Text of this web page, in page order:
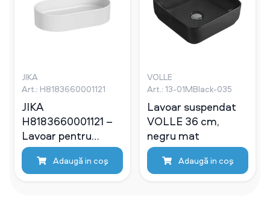
JIKA
Art.: H8183660001121
JIKA
H8183660001121 –
Lavoar pentru
montaj pe blat
ASTRA 53 × 31 cm
ceramica culoare
Adaugă in coş
VOLLE
Art.: 13-01MBlack-035
Lavoar suspendat
VOLLE 36 cm,
negru mat
Adaugă in coş